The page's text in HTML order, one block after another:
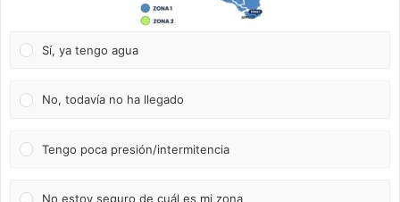
Sí, ya tengo agua
No, todavía no ha llegado
Tengo poca presión/intermitencia
No estoy seguro de cuál es mi zona